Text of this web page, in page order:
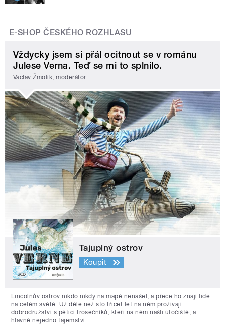
E-SHOP ČESKÉHO ROZHLASU
Vždycky jsem si přál ocitnout se v románu
Julese Verna. Teď se mi to splnilo.
Václav Žmolík, moderátor
Tajuplný ostrov
Koupit
Lincolnův ostrov nikdo nikdy na mapě nenašel, a přece ho znají lidé
na celém světě. Už déle než sto třicet let na něm prožívají
dobrodružství s pěticí trosečníků, kteří na něm našli útočiště, a
hlavně nejedno tajemství.